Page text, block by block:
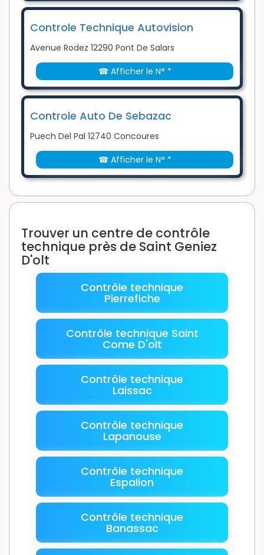
Controle Technique Autovision
Avenue Rodez 12290 Pont De Salars
☎ Afficher le N° *
Controle Auto De Sebazac
Puech Del Pal 12740 Concoures
☎ Afficher le N° *
Trouver un centre de contrôle
technique près de Saint Geniez
D'olt
Contrôle technique
Pierrefiche
Contrôle technique Saint
Come D'olt
Contrôle technique
Laissac
Contrôle technique
Lapanouse
Contrôle technique
Espalion
Contrôle technique
Banassac